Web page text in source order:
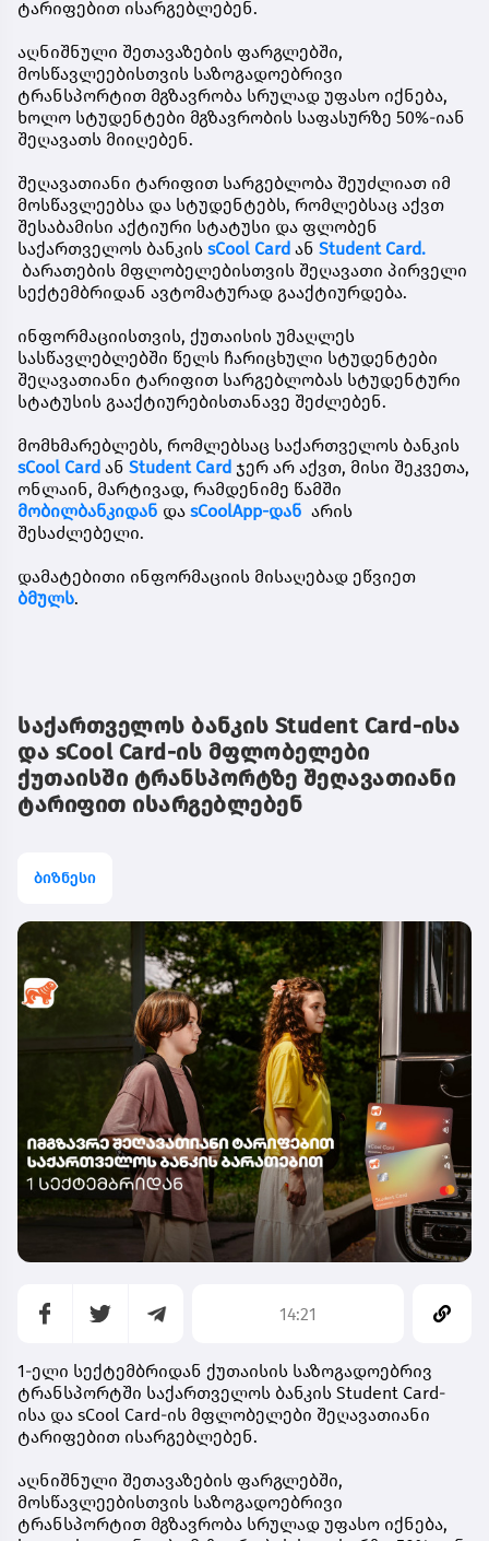
ტარიფებით ისარგებლებენ.
აღნიშნული შეთავაზების ფარგლებში,
მოსწავლეებისთვის საზოგადოებრივი
ტრანსპორტით მგზავრობა სრულად უფასო იქნება,
ხოლო სტუდენტები მგზავრობის საფასურზე 50%-იან
შეღავათს მიიღებენ.
შეღავათიანი ტარიფით სარგებლობა შეუძლიათ იმ
მოსწავლეებსა და სტუდენტებს, რომლებსაც აქვთ
შესაბამისი აქტიური სტატუსი და ფლობენ
საქართველოს ბანკის sCool Card ან Student Card.
ბარათების მფლობელებისთვის შეღავათი პირველი
სექტემბრიდან ავტომატურად გააქტიურდება.
ინფორმაციისთვის, ქუთაისის უმაღლეს
სასწავლებლებში წელს ჩარიცხული სტუდენტები
შეღავათიანი ტარიფით სარგებლობას სტუდენტური
სტატუსის გააქტიურებისთანავე შეძლებენ.
მომხმარებლებს, რომლებსაც საქართველოს ბანკის
sCool Card ან Student Card ჯერ არ აქვთ, მისი შეკვეთა,
ონლაინ, მარტივად, რამდენიმე წამში
მობილბანკიდან და sCoolApp-დან არის
შესაძლებელი.
დამატებითი ინფორმაციის მისაღებად ეწვიეთ
ბმულს.
საქართველოს ბანკის Student Card-ისა
და sCool Card-ის მფლობელები
ქუთაისში ტრანსპორტზე შეღავათიანი
ტარიფით ისარგებლებენ
ბიზნესი
14:21
1-ელი სექტემბრიდან ქუთაისის საზოგადოებრივ
ტრანსპორტში საქართველოს ბანკის Student Card-
ისა და sCool Card-ის მფლობელები შეღავათიანი
ტარიფებით ისარგებლებენ.
აღნიშნული შეთავაზების ფარგლებში,
მოსწავლეებისთვის საზოგადოებრივი
ტრანსპორტით მგზავრობა სრულად უფასო იქნება,